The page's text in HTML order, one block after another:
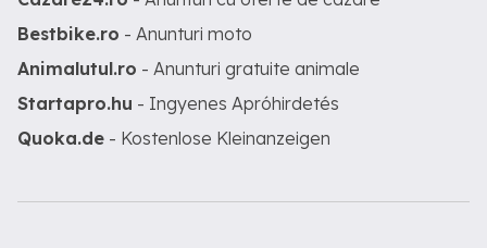
Bestbike.ro - Anunturi moto
Animalutul.ro - Anunturi gratuite animale
Startapro.hu - Ingyenes Apróhirdetés
Quoka.de - Kostenlose Kleinanzeigen